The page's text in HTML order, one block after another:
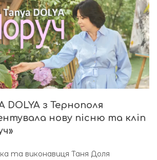
DOLYA з Тернополя
нову пісню та кліп
та виконавиця Таня Доля